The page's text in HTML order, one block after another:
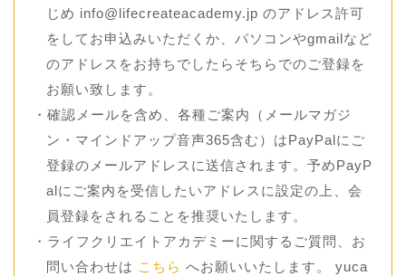
じめ info@lifecreateacademy.jp のアドレス許可
をしてお申込みいただくか、パソコンやgmailなど
のアドレスをお持ちでしたらそちらでのご登録を
お願い致します。
・確認メールを含め、各種ご案内（メールマガジ
ン・マインドアップ音声365含む）はPayPalにご
登録のメールアドレスに送信されます。予めPayP
alにご案内を受信したいアドレスに設定の上、会
員登録をされることを推奨いたします。
・ライフクリエイトアカデミーに関するご質問、お
問い合わせは こちら へお願いいたします。 yuca